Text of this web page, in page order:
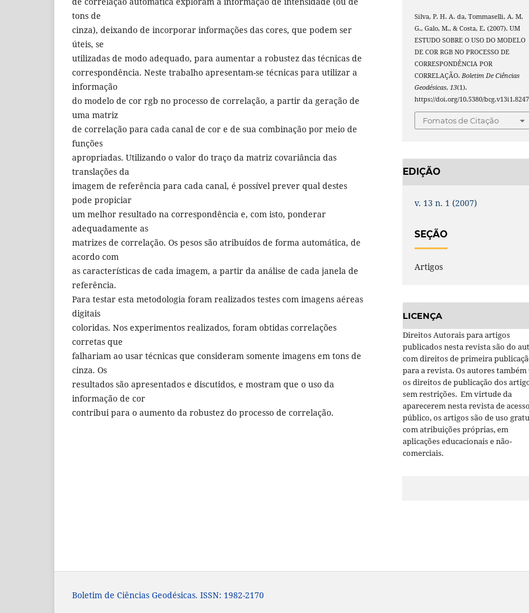
tons de
cinza), deixando de incorporar informações das cores, que podem ser
úteis, se
utilizadas de modo adequado, para aumentar a robustez das técnicas de
correspondência. Neste trabalho apresentam-se técnicas para utilizar a
informação
do modelo de cor rgb no processo de correlação, a partir da geração de
uma matriz
de correlação para cada canal de cor e de sua combinação por meio de
funções
apropriadas. Utilizando o valor do traço da matriz covariância das
translações da
imagem de referência para cada canal, é possível prever qual destes
pode propiciar
um melhor resultado na correspondência e, com isto, ponderar
adequadamente as
matrizes de correlação. Os pesos são atribuídos de forma automática, de
acordo com
as características de cada imagem, a partir da análise de cada janela de
referência.
Para testar esta metodologia foram realizados testes com imagens aéreas
digitais
coloridas. Nos experimentos realizados, foram obtidas correlações
corretas que
falhariam ao usar técnicas que consideram somente imagens em tons de
cinza. Os
resultados são apresentados e discutidos, e mostram que o uso da
informação de cor
contribui para o aumento da robustez do processo de correlação.
Silva, P. H. A. da, Tommaselli, A. M.
G., Galo, M., & Costa, E. (2007). UM
ESTUDO SOBRE O USO DO MODELO
DE COR RGB NO PROCESSO DE
CORRESPONDÊNCIA POR
CORRELAÇÃO.Boletim De Ciências
Geodésicas,13(1).
https://doi.org/10.5380/bcg.v13i1.8247
Fomatos de Citação
EDIÇÃO
v. 13 n. 1 (2007)
SEÇÃO
Artigos
LICENÇA
Direitos Autorais para artigos
publicados nesta revista são do
com direitos de primeira
para a revista. Os autores também
os direitos de publicação dos
sem restrições. Em virtude da
aparecerem nesta revista de acesso
público, os artigos são de uso
com atribuições próprias, em
aplicações educacionais e não-
comerciais.
Boletim de Ciências Geodésicas. ISSN: 1982-2170